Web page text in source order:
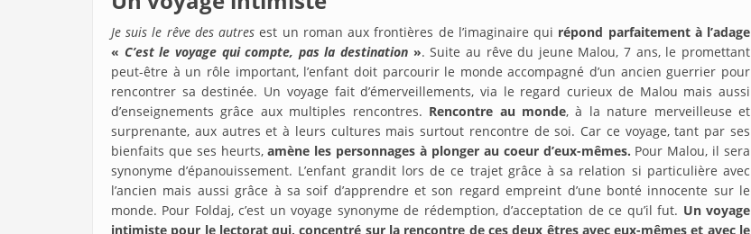
Je suis le rêve des autres est un roman aux frontières de l’imaginaire qui répond parfaitement à l’adage
« C’est le voyage qui compte, pas la destination ». Suite au rêve du jeune Malou, 7 ans, le promettant
peut-être à un rôle important, l’enfant doit parcourir le monde accompagné d’un ancien guerrier pour
rencontrer sa destinée. Un voyage fait d’émerveillements, via le regard curieux de Malou mais aussi
d’enseignements grâce aux multiples rencontres. Rencontre au monde, à la nature merveilleuse et
surprenante, aux autres et à leurs cultures mais surtout rencontre de soi. Car ce voyage, tant par ses
bienfaits que ses heurts,amène les personnages à plonger au coeur d’eux-mêmes. Pour Malou, il sera
synonyme d’épanouissement. L’enfant grandit lors de ce trajet grâce à sa relation si particulière avec
l’ancien mais aussi grâce à sa soif d’apprendre et son regard empreint d’une bonté innocente sur le
monde. Pour Foldaj, c’est un voyage synonyme de rédemption, d’acceptation de ce qu’il fut. Un voyage
intimiste pour le lectorat qui, concentré sur la rencontre de ces deux êtres avec eux-mêmes et avec le